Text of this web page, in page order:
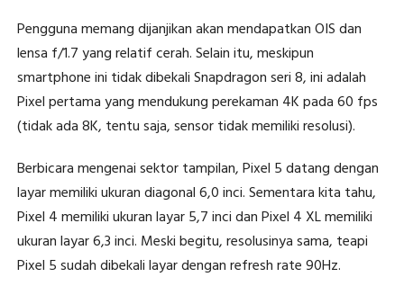
Pengguna memang dijanjikan akan mendapatkan OIS dan
lensa f/1.7 yang relatif cerah. Selain itu, meskipun
smartphone ini tidak dibekali Snapdragon seri 8, ini adalah
Pixel pertama yang mendukung perekaman 4K pada 60 fps
(tidak ada 8K, tentu saja, sensor tidak memiliki resolusi).
Berbicara mengenai sektor tampilan, Pixel 5 datang dengan
layar memiliki ukuran diagonal 6,0 inci. Sementara kita tahu,
Pixel 4 memiliki ukuran layar 5,7 inci dan Pixel 4 XL memiliki
ukuran layar 6,3 inci. Meski begitu, resolusinya sama, teapi
Pixel 5 sudah dibekali layar dengan refresh rate 90Hz.